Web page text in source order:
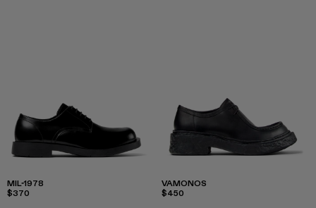
MIL-1978
$370
VAMONOS
$450